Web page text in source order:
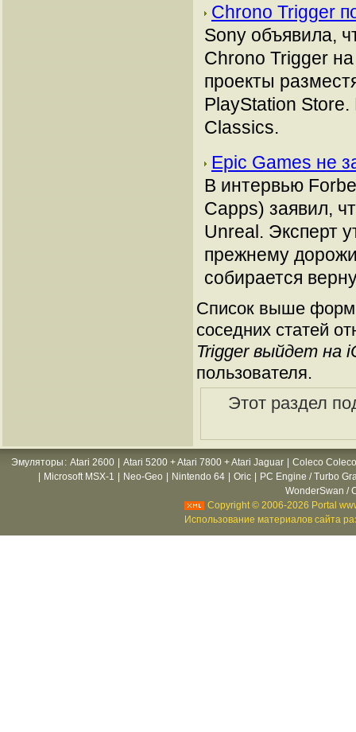
Chrono Trigger
Sony объявила,
Chrono Trigger
проекты
PlayStation Store.
Classics.
Epic Games не
В интервью
Capps) заявил,
Unreal. Эксперт
прежнему
собирается
Список выше
соседних статей
Trigger выйдет на
пользователя.
Этот раздел
Эмуляторы : Atari 2600 Atari 5200 + Atari 7800 + Atari Jaguar
Coleco
Microsoft MSX-1 Neo-Geo Nintendo 64 Oric
PC Engine / Turbo
WonderSwan /
Copyright © 2006-2026 Portal
Использование материалов сайта